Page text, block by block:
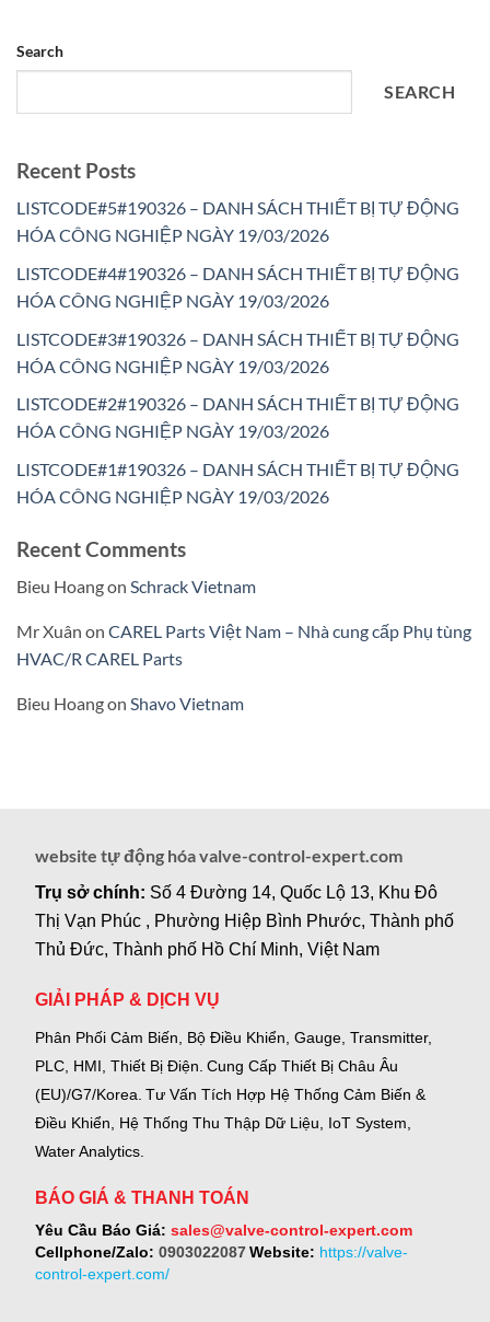
Search
SEARCH
Recent Posts
LISTCODE#5#190326 – DANH SÁCH THIẾT BỊ TỰ ĐỘNG
HÓA CÔNG NGHIỆP NGÀY 19/03/2026
LISTCODE#4#190326 – DANH SÁCH THIẾT BỊ TỰ ĐỘNG
HÓA CÔNG NGHIỆP NGÀY 19/03/2026
LISTCODE#3#190326 – DANH SÁCH THIẾT BỊ TỰ ĐỘNG
HÓA CÔNG NGHIỆP NGÀY 19/03/2026
LISTCODE#2#190326 – DANH SÁCH THIẾT BỊ TỰ ĐỘNG
HÓA CÔNG NGHIỆP NGÀY 19/03/2026
LISTCODE#1#190326 – DANH SÁCH THIẾT BỊ TỰ ĐỘNG
HÓA CÔNG NGHIỆP NGÀY 19/03/2026
Recent Comments
Bieu Hoangon Schrack Vietnam
Mr Xuân on CAREL Parts Việt Nam – Nhà cung cấp Phụ tùng
HVAC/R CAREL Parts
Bieu Hoangon Shavo Vietnam
website tự động hóa valve-control-expert.com
Trụ sở chính: Số 4 Đường 14, Quốc Lộ 13, Khu Đô
Thị Vạn Phúc , Phường Hiệp Bình Phước, Thành phố
Thủ Đức, Thành phố Hồ Chí Minh, Việt Nam
GIẢI PHÁP & DỊCH VỤ
Phân Phối Cảm Biến, Bộ Điều Khiển, Gauge, Transmitter,
PLC, HMI, Thiết Bị Điện. Cung Cấp Thiết Bị Châu Âu
(EU)/G7/Korea. Tư Vấn Tích Hợp Hệ Thống Cảm Biến &
Điều Khiển, Hệ Thống Thu Thập Dữ Liệu, IoT System,
Water Analytics.
BÁO GIÁ & THANH TOÁN
Yêu Cầu Báo Giá: sales@valve-control-expert.com
Cellphone/Zalo: 0903022087 Website: https://valve-
control-expert.com/